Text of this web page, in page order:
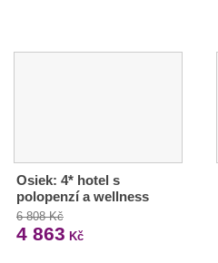
Osiek: 4* hotel s
polopenzí a wellness
6 808 Kč
4 863 Kč